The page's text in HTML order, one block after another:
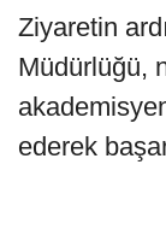
Ziyaretin
Müdürlüğü,
ederek